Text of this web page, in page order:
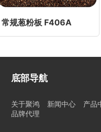
常规葱粉板 F406A
底部导航
关于聚鸿 新闻中心 产品
品牌代理